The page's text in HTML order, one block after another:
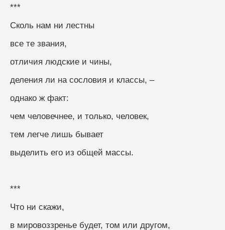
***
Сколь нам ни лестны
все те звания,
отличия людские и чины,
деления ли на сословия и классы, –
однако ж факт:
чем человечнее, и только, человек,
тем легче лишь бывает
выделить его из общей массы.
***
Что ни скажи,
в мировоззренье будет, том или другом,